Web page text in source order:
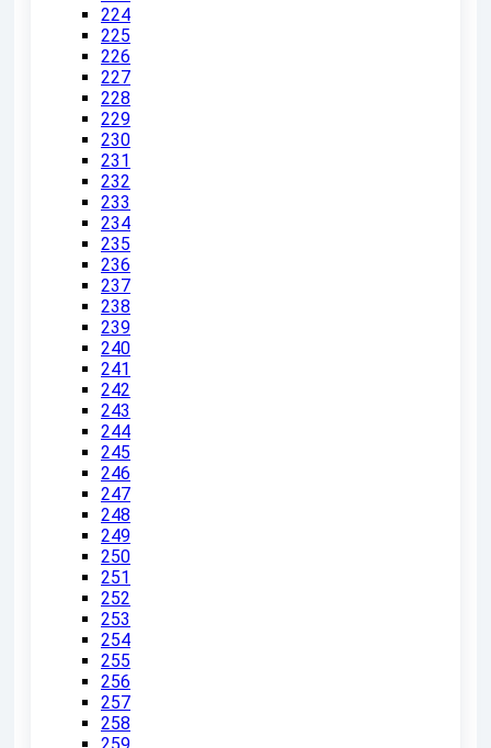
224
225
226
227
228
229
230
231
232
233
234
235
236
237
238
239
240
241
242
243
244
245
246
247
248
249
250
251
252
253
254
255
256
257
258